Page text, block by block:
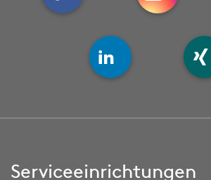
Serviceeinrichtungen